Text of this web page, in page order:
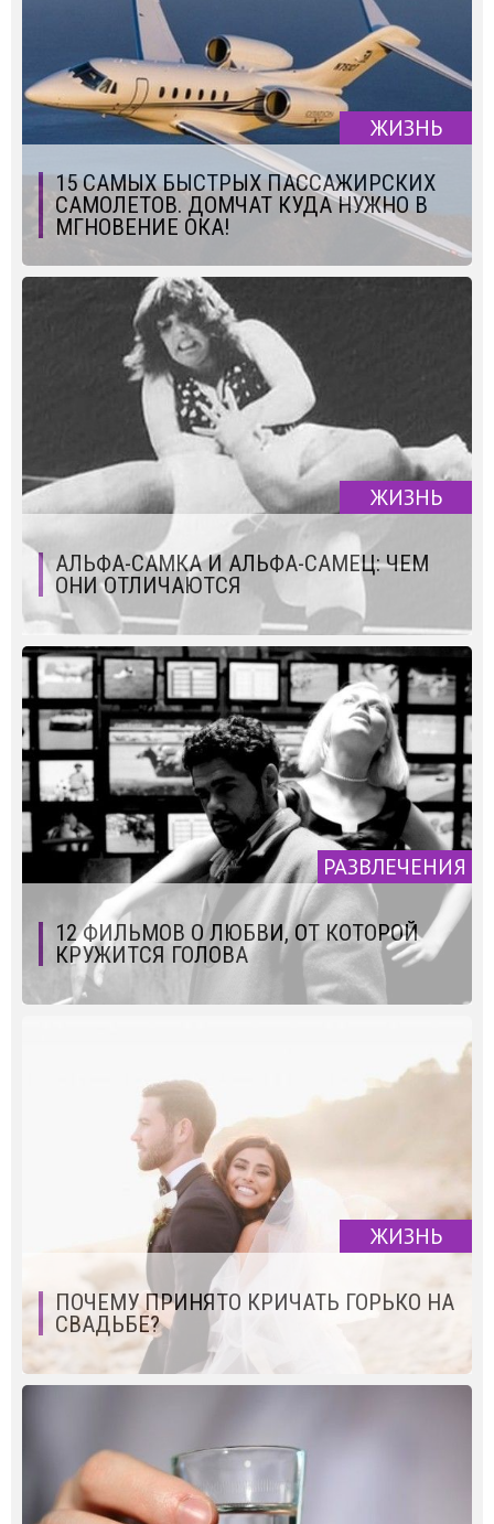
ЖИЗНЬ
15 САМЫХ БЫСТРЫХ ПАССАЖИРСКИХ
САМОЛЕТОВ. ДОМЧАТ КУДА НУЖНО В
МГНОВЕНИЕ ОКА!
ЖИЗНЬ
АЛЬФА-САМКА И АЛЬФА-САМЕЦ: ЧЕМ
ОНИ ОТЛИЧАЮТСЯ
РАЗВЛЕЧЕНИЯ
12 ФИЛЬМОВ О ЛЮБВИ, ОТ КОТОРОЙ
КРУЖИТСЯ ГОЛОВА
ЖИЗНЬ
ПОЧЕМУ ПРИНЯТО КРИЧАТЬ ГОРЬКО НА
СВАДЬБЕ?